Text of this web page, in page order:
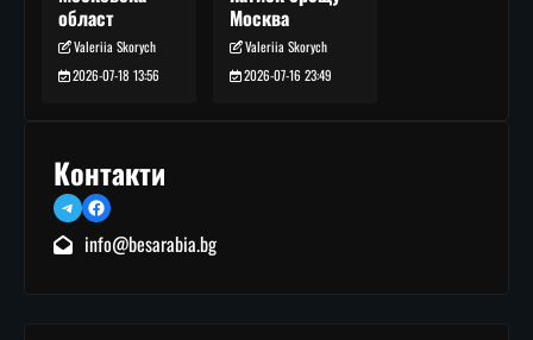
област
Valeriia Skorych
2026-07-18 13:56
Москва
Valeriia Skorych
2026-07-16 23:49
Контакти
TelegramFacebook
info@besarabia.bg